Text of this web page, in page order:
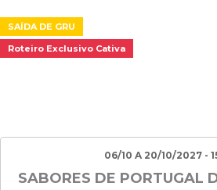
SAÍDA DE GRU
Roteiro Exclusivo Cativa
06/10 A 20/10/2027 -
SABORES DE PORTUGAL